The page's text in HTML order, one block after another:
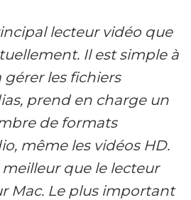
lecteur vidéo que
Il est simple à
gérer les fichiers
prend en charge un
de formats
même les vidéos HD.
que le lecteur
Mac. Le plus important